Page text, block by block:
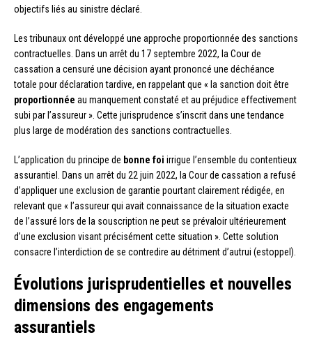
objectifs liés au sinistre déclaré.
Les tribunaux ont développé une approche proportionnée des sanctions
contractuelles. Dans un arrêt du 17 septembre 2022, la Cour de
cassation a censuré une décision ayant prononcé une déchéance
totale pour déclaration tardive, en rappelant que « la sanction doit être
proportionnée au manquement constaté et au préjudice effectivement
subi par l’assureur ». Cette jurisprudence s’inscrit dans une tendance
plus large de modération des sanctions contractuelles.
L’application du principe de bonne foi irrigue l’ensemble du contentieux
assurantiel. Dans un arrêt du 22 juin 2022, la Cour de cassation a refusé
d’appliquer une exclusion de garantie pourtant clairement rédigée, en
relevant que « l’assureur qui avait connaissance de la situation exacte
de l’assuré lors de la souscription ne peut se prévaloir ultérieurement
d’une exclusion visant précisément cette situation ». Cette solution
consacre l’interdiction de se contredire au détriment d’autrui (estoppel).
Évolutions jurisprudentielles et nouvelles
dimensions des engagements
assurantiels